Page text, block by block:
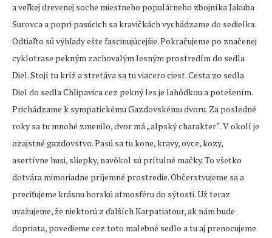
a veľkej drevenej soche miestneho populárneho zbojníka Jakuba
Surovca a popri pasúcich sa kravičkách vychádzame do sedielka.
Odtiaľto sú výhľady ešte fascinujúcejšie. Pokračujeme po značenej
cyklotrase pekným zachovalým lesným prostredím do sedla
Diel. Stojí tu kríž a stretáva sa tu viacero ciest. Cesta zo sedla
Diel do sedla Chlipavica cez pekný les je lahôdkou a potešením.
Prichádzame k sympatickému Gazdovskému dvoru. Za posledné
roky sa tu mnohé zmenilo, dvor má „alpský charakter“. V okolí je
ozajstné gazdovstvo. Pasú sa tu kone, kravy, ovce, kozy,
asertívne husi, sliepky, navôkol sú prítulné mačky. To všetko
dotvára mimoriadne príjemné prostredie. Občerstvujeme sa a
preciťujeme krásnu horskú atmosféru do sýtosti. Už teraz
uvažujeme, že niektorú z ďalších Karpatiatour, ak nám bude
dopriata, povedieme cez toto malebné sedlo a tu aj prenocujeme.